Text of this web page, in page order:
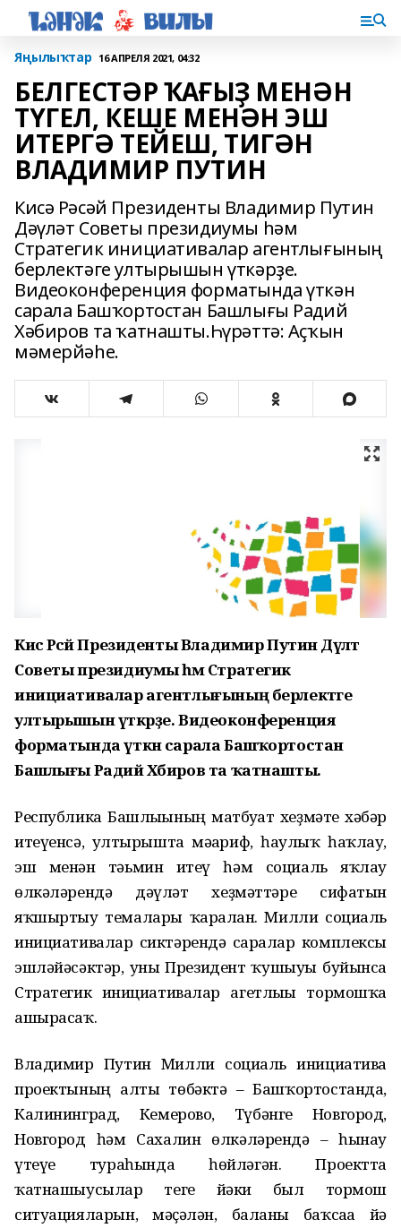
Яңылыҡтар 16 АПРЕЛЯ 2021, 04:32
БЕЛГЕСТӘР ҠАҒЫҘ МЕНӘН
ТҮГЕЛ, КЕШЕ МЕНӘН ЭШ
ИТЕРГӘ ТЕЙЕШ, ТИГӘН
ВЛАДИМИР ПУТИН
Кисә Рәсәй Президенты Владимир Путин
Дәүләт Советы президиумы һәм
Стратегик инициативалар агентлығының
берлектәге ултырышын үткәрҙе.
Видеоконференция форматында үткән
сарала Башҡортостан Башлығы Радий
Хәбиров та ҡатнашты.Һүрәттә: Аҫҡын
мәмерйәһе.
Кисә Рәсәй Президенты Владимир Путин Дәүләт
Советы президиумы һәм Стратегик
инициативалар агентлығының берлектәге
ултырышын үткәрҙе. Видеоконференция
форматында үткән сарала Башҡортостан
Башлығы Радий Хәбиров та ҡатнашты.
Республика Башлығының матбуғат хеҙмәте хәбәр
итеүенсә, ултырышта мәғариф, һаулыҡ һаҡлау,
эш менән тәьмин итеү һәм социаль яҡлау
өлкәләрендә дәүләт хеҙмәттәре сифатын
яҡшыртыу темалары ҡаралған. Милли социаль
инициативалар сиктәрендә саралар комплексы
эшләйәсәктәр, уны Президент ҡушыуы буйынса
Стратегик инициативалар агетлығы тормошҡа
ашырасаҡ.
Владимир Путин Милли социаль инициатива
проектының алты төбәктә – Башҡортостанда,
Калининград, Кемерово, Түбәнге Новгород,
Новгород һәм Сахалин өлкәләрендә – һынау
үтеүе тураһында һөйләгән. Проектта
ҡатнашыусылар теге йәки был тормош
ситуацияларын, мәҫәлән, баланы баҡсаға йә